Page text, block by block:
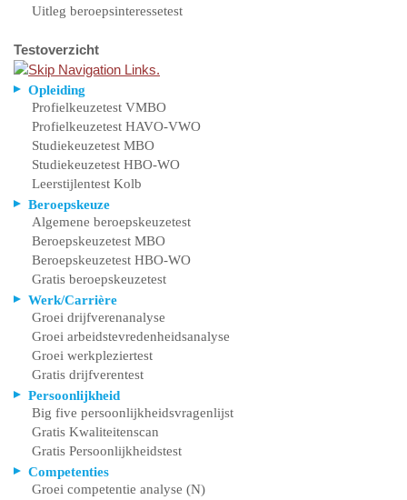
Uitleg beroepsinteressetest
Testoverzicht
Opleiding
Profielkeuzetest VMBO
Profielkeuzetest HAVO-VWO
Studiekeuzetest MBO
Studiekeuzetest HBO-WO
Leerstijlentest Kolb
Beroepskeuze
Algemene beroepskeuzetest
Beroepskeuzetest MBO
Beroepskeuzetest HBO-WO
Gratis beroepskeuzetest
Werk/Carrière
Groei drijfverenanalyse
Groei arbeidstevredenheidsanalyse
Groei werkpleziertest
Gratis drijfverentest
Persoonlijkheid
Big five persoonlijkheidsvragenlijst
Gratis Kwaliteitenscan
Gratis Persoonlijkheidstest
Competenties
Groei competentie analyse (N)